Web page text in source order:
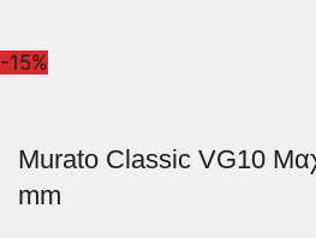
-15%
Murato Classic VG10
mm